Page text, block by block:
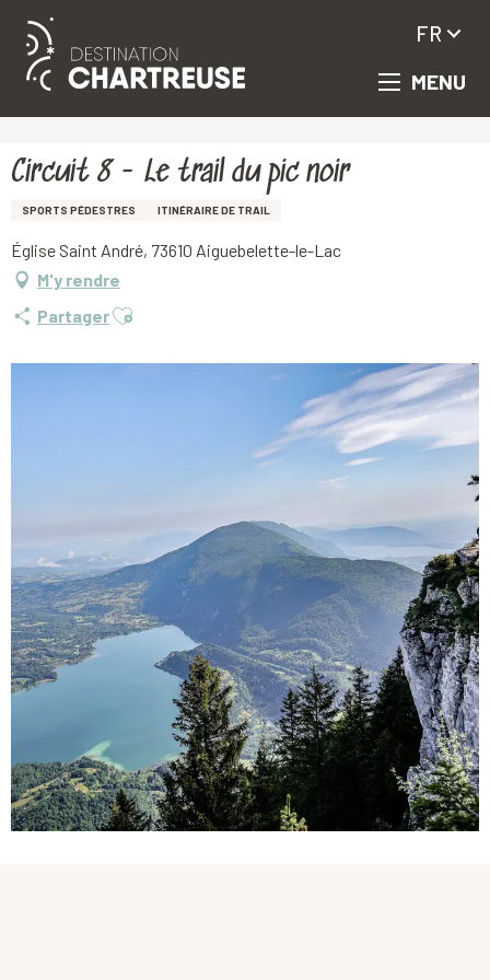
Aller
principal
MENU
FR
Circuit 8 - Le trail du pic noir
SPORTS PÉDESTRES ITINÉRAIRE DE TRAIL
Église Saint André, 73610 Aiguebelette-le-Lac
M'y rendre
PartagerAjouter aux favoris